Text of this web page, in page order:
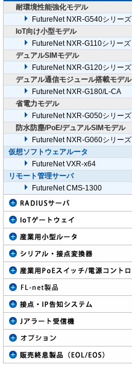
耐環境性能強化モデル
FutureNet NXR-G540シリーズ
IoT向け小型モデル
FutureNet NXR-G110シリーズ
デュアルSIMモデル
FutureNet NXR-G120シリーズ
デュアル通信モジュール搭載モデル
FutureNet NXR-G180/L-CA
省電力モデル
FutureNet NXR-G050シリーズ
防水防塵/PoE/デュアルSIMモデル
FutureNet NXR-G060シリーズ
仮想ソフトウェアルータ
FutureNet VXR-x64
リモート管理サーバ
FutureNet CMS-1300